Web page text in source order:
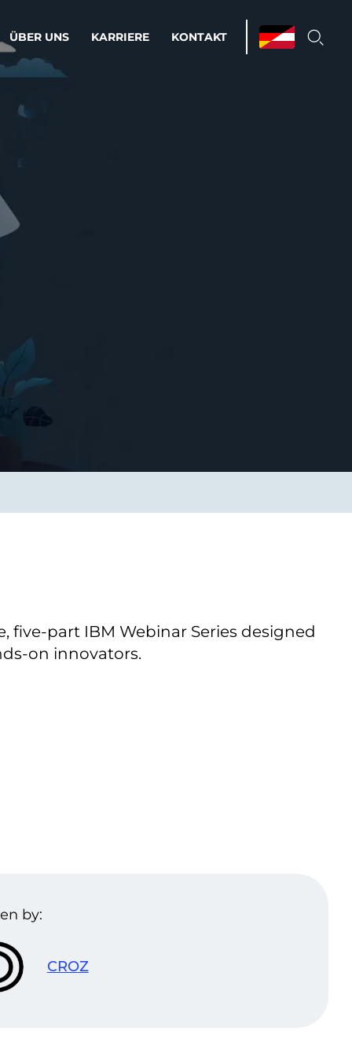
& Managed Services
optimieren. Stabilität und
statt Nervenkitzel.
Umgebungen
Cloud-Strategie
für
ÜBER UNS KARRIERE KONTAKT
five-part IBM Webinar Series designed
on innovators.
by:
CROZ